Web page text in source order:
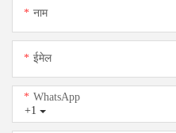
नाम
ईमेल
+1
WhatsApp